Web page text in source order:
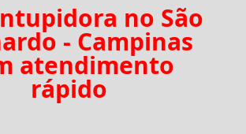
no São
- Campinas
atendimento
rápido